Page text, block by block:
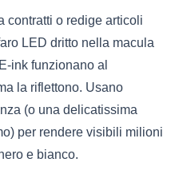
contratti o redige articoli
LED dritto nella macula
ink funzionano al
la riflettono. Usano
(o una delicatissima
per rendere visibili milioni
e bianco.